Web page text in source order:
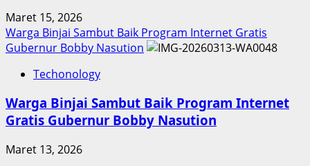
Maret 15, 2026
Warga Binjai Sambut Baik Program Internet Gratis
Gubernur Bobby Nasution
Techonology
Warga Binjai Sambut Baik Program Internet
Gratis Gubernur Bobby Nasution
Maret 13, 2026